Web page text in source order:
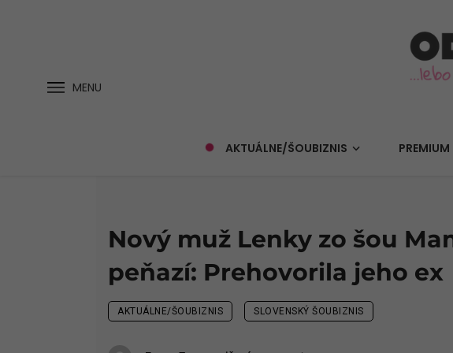
MENU
AKTUÁLNE/ŠOUBIZNIS PREMIUM
Nový muž Lenky zo šou
peňazí: Prehovorila jeho ex
AKTUÁLNE/ŠOUBIZNIS SLOVENSKÝ ŠOUBIZNIS